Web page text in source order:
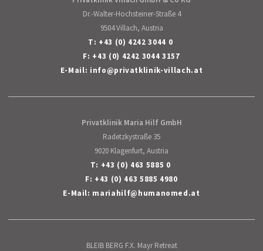
Dr.-Walter-Hochsteiner-Straße 4
9504 Villach, Austria
T: +43 (0) 4242 3044 0
F: +43 (0) 4242 3044 3157
E-Mail: info@privatklinik-villach.at
Privatklinik Maria Hilf GmbH
Radetzkystraße 35
9020 Klagenfurt, Austria
T: +43 (0) 463 5885 0
F: +43 (0) 463 5885 4980
E-Mail: mariahilf@humanomed.at
BLEIB BERG F.X. Mayr Retreat